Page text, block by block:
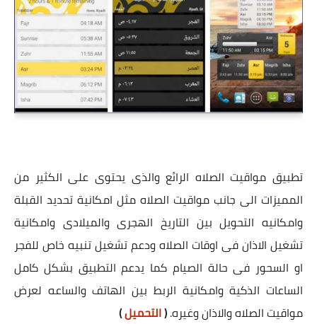
تطبيق مواقيت الصلاه الرائع والذى يحتوى على الكثير من
المميزات الى جانب مواقيت الصلاه مثل امكانية تحديد القبلة
وامكانيه التحويل بين التاريخ الهجرى والميلادى وامكانية
تشغيل الاذان فى اوقات الصلاه ودعم تشغيل تنبيه خاص للفجر
او السحور فى حالة الصيام كما يدعم التطبيق بشكل كامل
الساعات الذكية وامكانية الربط بين الهاتف والساعه لعرض
مواقيت الصلاه والاذان وغيره.(التحميل)